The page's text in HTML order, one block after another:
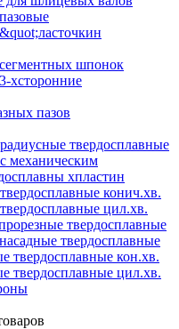
шпонок
хсторонние
пазов
твердосплавные
механическим
хпластин
конич.хв.
цил.хв.
твердосплавные
твердосплавные
твердосплавные кон.хв.
твердосплавные цил.хв.